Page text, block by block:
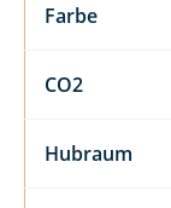
Farbe
CO2
Hubraum